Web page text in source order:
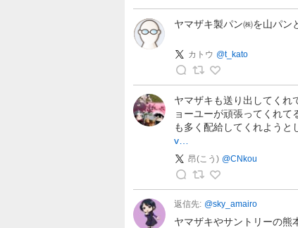
稿
し
ぃ
の
カ
ト
ウ
ヤマザキ製パン㈱を山パン
カトウ @t_kato
昂
(
こ
ヤマザキも送り出してくれ
ョーユーが頑張ってくれ
も多く配給してくれようと
v…
昂(こう) @CNkou
返信先: @sky_amairo
ヤマザキやサントリーの